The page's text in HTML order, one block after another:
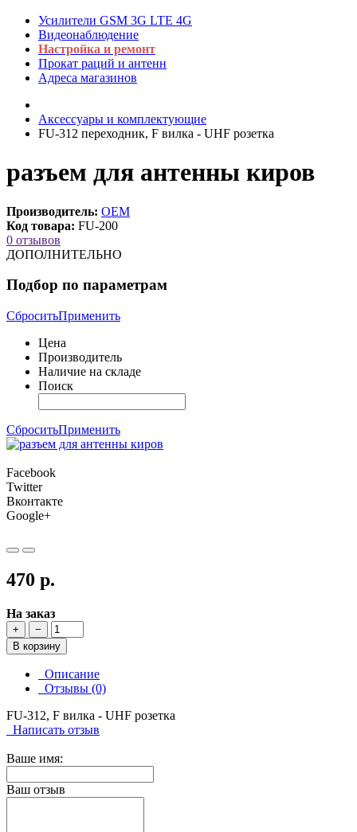
Усилители GSM 3G LTE 4G
Видеонаблюдение
Настройка и ремонт
Прокат раций и антенн
Адреса магазинов
Аксессуары и комплектующие
FU-312 переходник, F вилка - UHF розетка
разъем для антенны киров
Производитель: OEM
Код товара: FU-200
0 отзывов
ДОПОЛНИТЕЛЬНО
Подбор по параметрам
СброситьПрименить
Цена
Производитель
Наличие на складе
Поиск
СброситьПрименить
Facebook
Twitter
Вконтакте
Google+
470 р.
На заказ
+
−
В корзину
Описание
Отзывы (0)
FU-312, F вилка - UHF розетка
Написать отзыв
Ваше имя:
Ваш отзыв